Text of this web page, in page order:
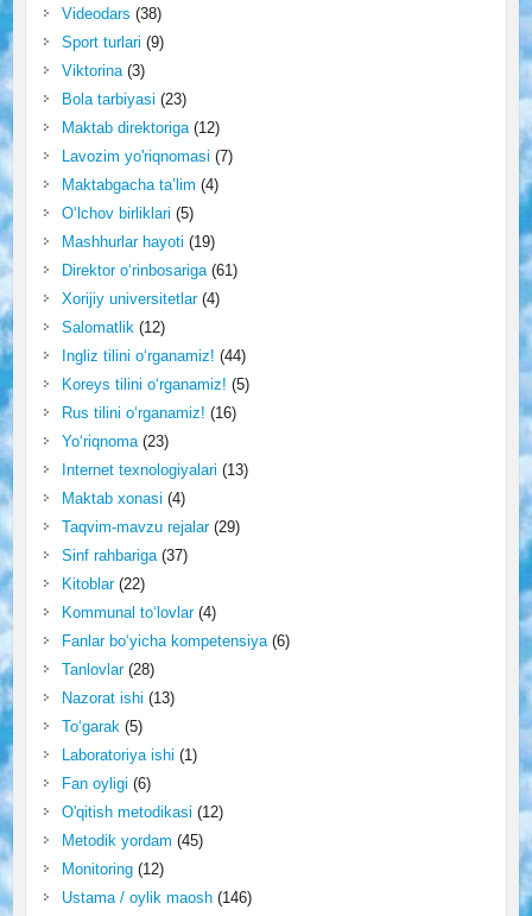
Videodars (38)
Sport turlari (9)
Viktorina(3)
Bola tarbiyasi (23)
Maktab direktoriga(12)
Lavozim yo'riqnomasi (7)
Maktabgacha ta’lim (4)
O‘lchov birliklari (5)
Mashhurlar hayoti (19)
Direktor o‘rinbosariga(61)
Xorijiy universitetlar(4)
Salomatlik(12)
Ingliz tilini o‘rganamiz! (44)
Koreys tilini o‘rganamiz! (5)
Rus tilini o‘rganamiz! (16)
Yo‘riqnoma(23)
Internet texnologiyalari (13)
Maktab xonasi (4)
Taqvim-mavzu rejalar(29)
Sinf rahbariga(37)
Kitoblar(22)
Kommunal to‘lovlar(4)
Fanlar bo‘yicha kompetensiya(6)
Tanlovlar(28)
Nazorat ishi (13)
To‘garak(5)
Laboratoriya ishi (1)
Fan oyligi (6)
O'qitish metodikasi (12)
Metodik yordam (45)
Monitoring(12)
Ustama / oylik maosh(146)